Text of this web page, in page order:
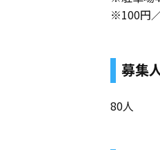
※100円
募集
80人